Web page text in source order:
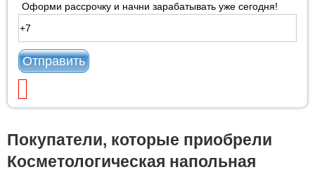
Оформи рассрочку и начни зарабатывать уже сегодня!
Отправить
Покупатели, которые приобрели
Косметологическая напольная